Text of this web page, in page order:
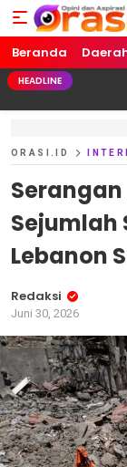
Orasi.ID
Opini dan
Beranda
HEADLINE
ORASI.ID
Sejumlah
Lebanon
Redaksi
Juni 30, 2026